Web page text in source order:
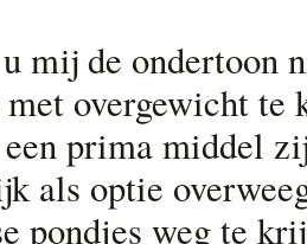
mij de ondertoon
met overgewicht te
prima middel
als optie
pondjes weg te